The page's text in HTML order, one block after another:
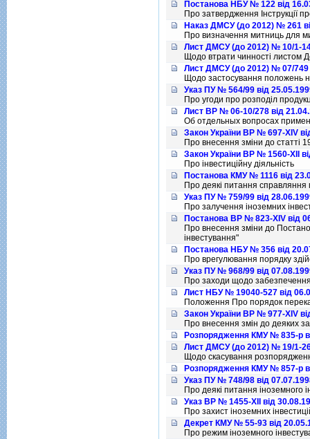
Постанова НБУ № 122 від
Про затвердження Iнструкцiї
Наказ ДМСУ (до 2012) № 261
Про визначення митниць для
Лист ДМСУ (до 2012) № 10/1-
Щодо втрати чинностi листом
Лист ДМСУ (до 2012) № 07/749
Щодо застосування положень
Указ ПУ № 564/99 від
Про угоди про розподiл
Лист ВР № 06-10/278 від
Об отдельных вопросах
Закон України ВР № 697-XIV
Про внесення змiни до статтi
Закон України ВР № 1560-XII
Про iнвестицiйну дiяльнiсть
Постанова КМУ № 1116 від
Про деякi питання справляння
Указ ПУ № 759/99 від
Про залучення iноземних
Постанова ВР № 823-XIV від
Про внесення змiни до
iнвестування"
Постанова НБУ № 356 від
Про врегулювання порядку
Указ ПУ № 968/99 від
Про заходи щодо
Лист НБУ № 19040-527 від
Положення Про порядок
Закон України ВР № 977-XIV
Про внесення змiн до деяких
Розпорядження КМУ № 835-р
Лист ДМСУ (до 2012) № 19/1-
Щодо скасування
Розпорядження КМУ № 857-р
Указ ПУ № 748/98 від
Про деякi питання iноземного
Указ ВР № 1455-XII від
Про захист iноземних
Декрет КМУ № 55-93 від
Про режим iноземного